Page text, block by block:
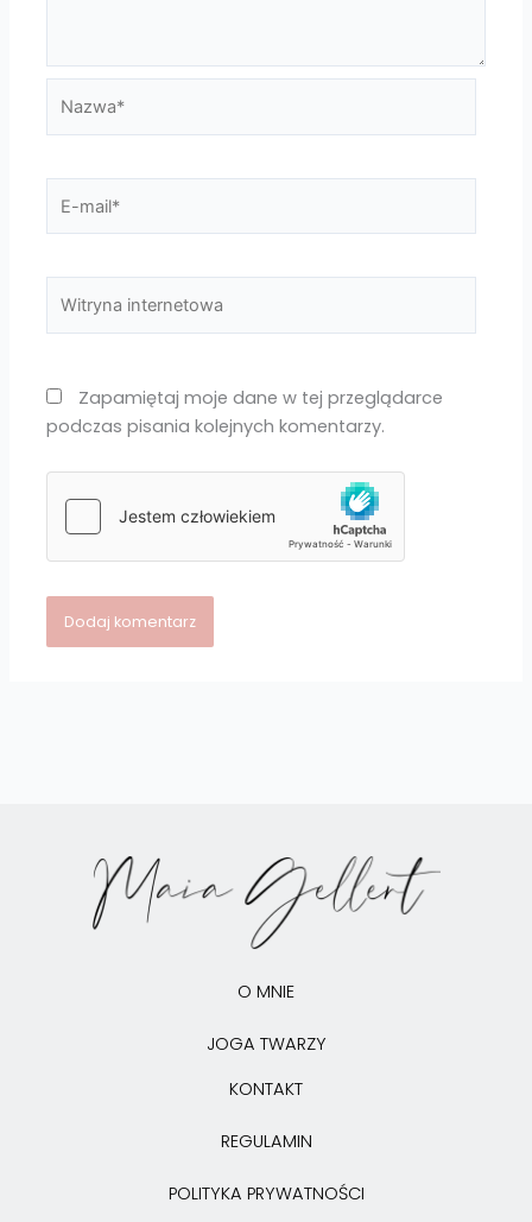
mail*
internetowa
Zapamiętaj moje dane w tej przeglądarce
podczas pisania kolejnych komentarzy.
O MNIE
JOGA TWARZY
KONTAKT
REGULAMIN
POLITYKA PRYWATNOŚCI